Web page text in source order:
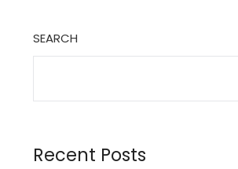
SEARCH
Recent Posts